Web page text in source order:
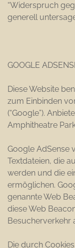
“Widerspruch
generell
GOOGLE
Diese Website
zum Einbinden
(“Google”).
Amphitheatre
Google AdSense
Textdateien, die
werden und die
ermöglichen.
genannte Web
diese Web
Besucherverkehr
Die durch